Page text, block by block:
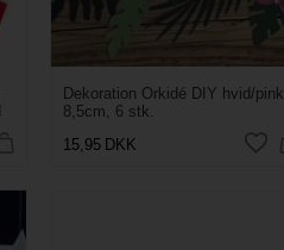
Dekoration Orkidé DIY hvid/pink
8,5cm, 6 stk.
15,95 DKK